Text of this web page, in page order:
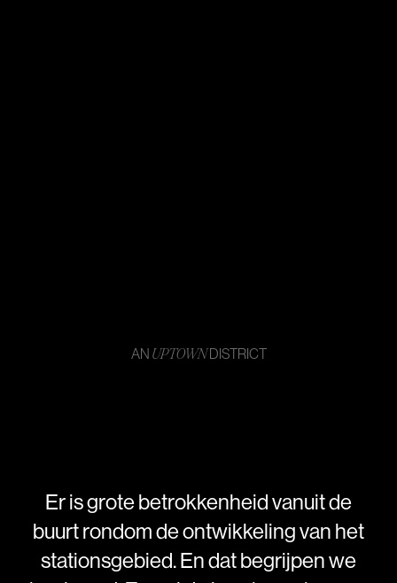
AN UPTOWNDISTRICT
Erisgrotebetrokkenheidvanuitde
buurtrondomdeontwikkelingvan het
stationsgebied.Endatbegrijpenwe